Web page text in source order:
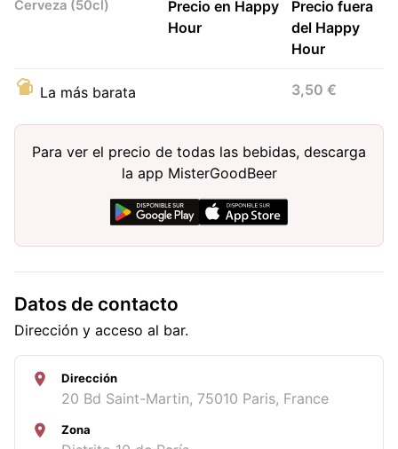
Cerveza (50cl)
Precio en Happy
Hour
Precio fuera
del Happy
Hour
La más barata 3,50 €
Para ver el precio de todas las bebidas, descarga
la app MisterGoodBeer
Datos de contacto
Dirección y acceso al bar.
Dirección
20 Bd Saint-Martin, 75010 Paris, France
Zona